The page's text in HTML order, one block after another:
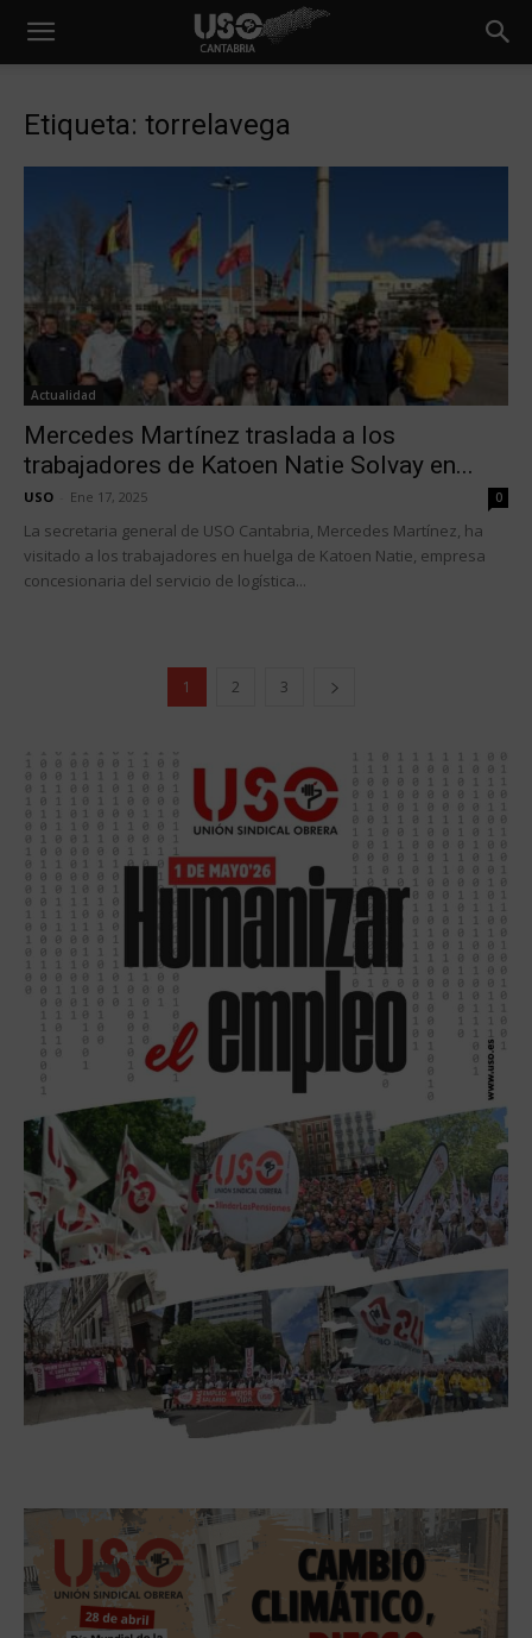
Etiqueta: torrelavega
Actualidad
Mercedes Martínez traslada a los
trabajadores de Katoen Natie Solvay en...
USO Ene 17, 2025 0
La secretaria general de USO Cantabria, Mercedes Martínez, ha
visitado a los trabajadores en huelga de Katoen Natie, empresa
concesionaria del servicio de logística...
1 2 3